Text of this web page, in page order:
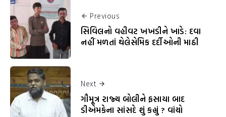
Previous
સિવિલનો વહીવટ ખખડીને ખાડે: દવા
નહીં મળતાં થેલેસેમિક દર્દીઓની માઠી
Next
ગૌમૂત્ર રાજ્ય બોલીને ફસાયા બાદ
ડીએમકેના સાંસદે શું કહ્યું ? વાંચો